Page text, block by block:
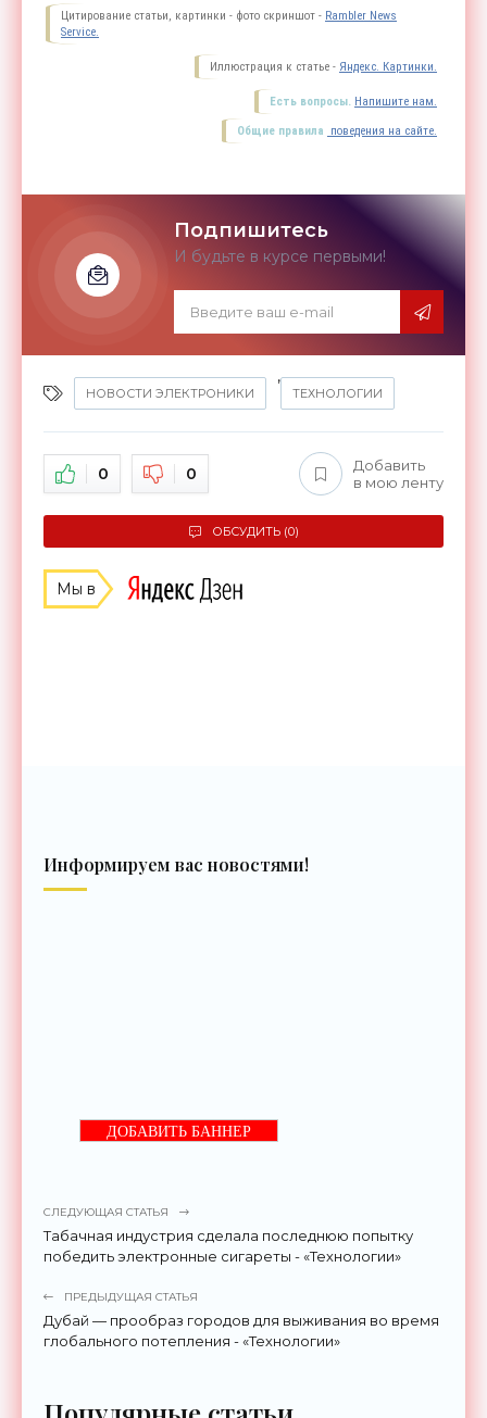
Цитирование статьи, картинки - фото скриншот - Rambler News
Service.
Иллюстрация к статье - Яндекс. Картинки.
Есть вопросы. Напишите нам.
Общие правила поведения на сайте.
Подпишитесь
И будьте в курсе первыми!
НОВОСТИ ЭЛЕКТРОНИКИ
,
ТЕХНОЛОГИИ
0 0
Добавить
в мою ленту
ОБСУДИТЬ (0)
Мы в
Информируем вас новостями!
ДОБАВИТЬ БАННЕР
СЛЕДУЮЩАЯ СТАТЬЯ
Табачная индустрия сделала последнюю попытку
победить электронные сигареты - «Технологии»
ПРЕДЫДУЩАЯ СТАТЬЯ
Дубай — прообраз городов для выживания во время
глобального потепления - «Технологии»